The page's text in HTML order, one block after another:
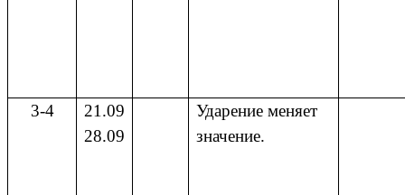
3-4
21.09
28.09
Ударение меняет
значение.